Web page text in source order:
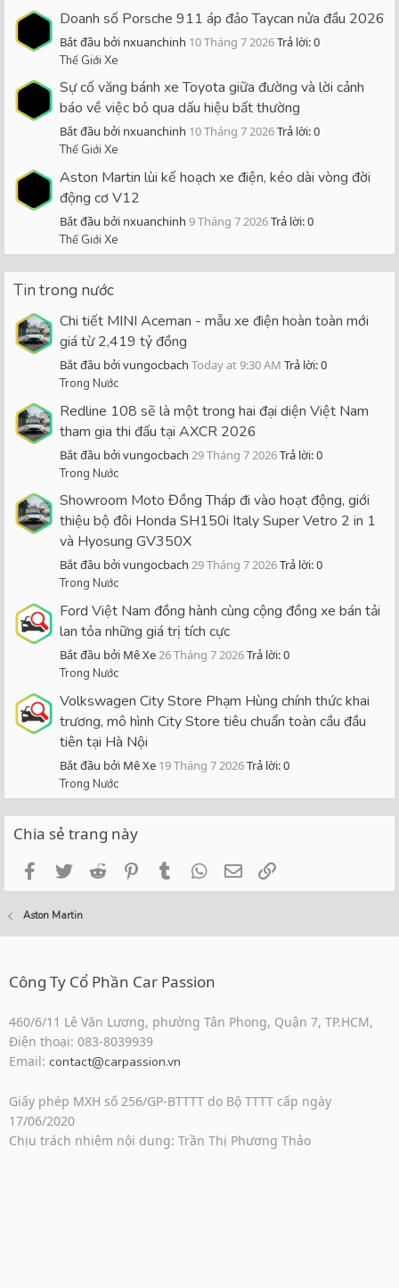
Doanh số Porsche 911 áp đảo Taycan nửa đầu 2026
Bắt đầu bởi nxuanchinh 10 Tháng 7 2026Trả lời: 0
Thế Giới Xe
Sự cố văng bánh xe Toyota giữa đường và lời cảnh
báo về việc bỏ qua dấu hiệu bất thường
Bắt đầu bởi nxuanchinh 10 Tháng 7 2026Trả lời: 0
Thế Giới Xe
Aston Martin lùi kế hoạch xe điện, kéo dài vòng đời
động cơ V12
Bắt đầu bởi nxuanchinh 9 Tháng 7 2026Trả lời: 0
Thế Giới Xe
Tin trong nước
Chi tiết MINI Aceman - mẫu xe điện hoàn toàn mới
giá từ 2,419 tỷ đồng
Bắt đầu bởi vungocbach Today at 9:30 AM Trả lời: 0
Trong Nước
Redline 108 sẽ là một trong hai đại diện Việt Nam
tham gia thi đấu tại AXCR 2026
Bắt đầu bởi vungocbach 29 Tháng 7 2026Trả lời: 0
Trong Nước
Showroom Moto Đồng Tháp đi vào hoạt động, giới
thiệu bộ đôi Honda SH150i Italy Super Vetro 2 in 1
và Hyosung GV350X
Bắt đầu bởi vungocbach 29 Tháng 7 2026Trả lời: 0
Trong Nước
Ford Việt Nam đồng hành cùng cộng đồng xe bán tải
lan tỏa những giá trị tích cực
Bắt đầu bởi Mê Xe26 Tháng 7 2026Trả lời: 0
Trong Nước
Volkswagen City Store Phạm Hùng chính thức khai
trương, mô hình City Store tiêu chuẩn toàn cầu đầu
tiên tại Hà Nội
Bắt đầu bởi Mê Xe 19 Tháng 7 2026Trả lời: 0
Trong Nước
Chia sẻ trang này
FacebookTwitterReddit PinterestTumblrWhatsApp
Email
Aston Martin
Công Ty Cổ Phần Car Passion
460/6/11 Lê Văn Lương, phường Tân Phong, Quận 7, TP.HCM,
Điện thoại: 083-8039939
Email: contact@carpassion.vn
Giấy phép MXH số 256/GP-BTTTT do Bộ TTTT cấp ngày
17/06/2020
Chịu trách nhiệm nội dung: Trần Thị Phương Thảo